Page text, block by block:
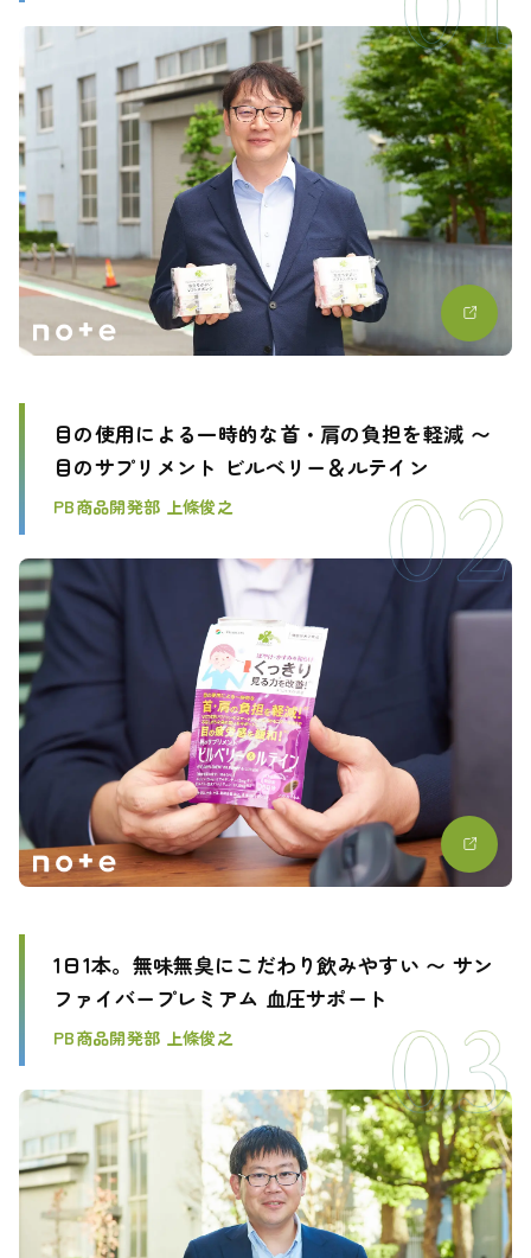
目の使用による一時的な首・肩の負担を軽減 〜
目のサプリメント ビルベリー＆ルテイン
PB商品開発部 上條俊之
1日1本。無味無臭にこだわり飲みやすい 〜 サン
ファイバープレミアム 血圧サポート
PB商品開発部 上條俊之